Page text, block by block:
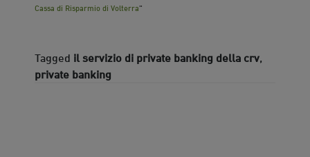
Cassa di Risparmio di Volterra"
Tagged il servizio di private banking della crv,
private banking